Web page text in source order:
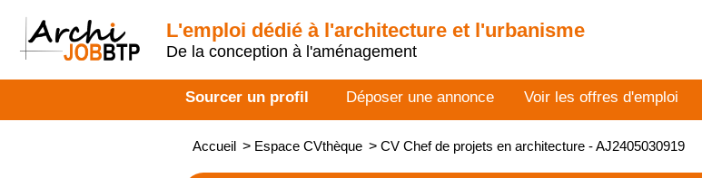
L'emploi dédié à l'architecture et l'urbanisme
De la conception à l'aménagement
Sourcer un profil Déposer une annonce Voir les offres d'emploi
Accueil > Espace CVthèque > CV Chef de projets en architecture - AJ2405030919